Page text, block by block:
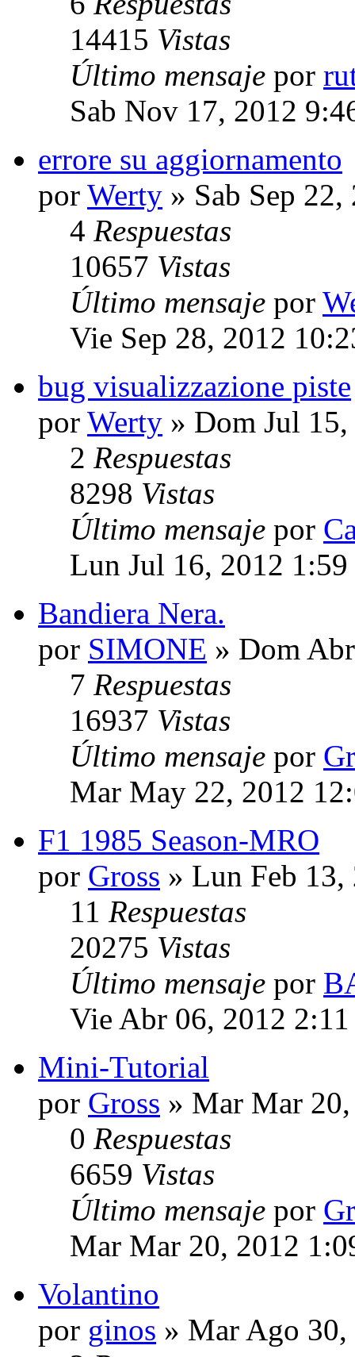
14415 Vistas
Último mensaje por
Sab Nov 17, 2012
errore su aggiornamento
por Werty » Sab Sep
4 Respuestas
10657 Vistas
Último mensaje por
Vie Sep 28, 2012
bug visualizzazione piste
por Werty » Dom Jul
2 Respuestas
8298 Vistas
Último mensaje por
Lun Jul 16, 2012 1:59
Bandiera Nera.
por SIMONE » Dom
7 Respuestas
16937 Vistas
Último mensaje por
Mar May 22, 2012
F1 1985 Season-MRO
por Gross » Lun Feb
11 Respuestas
20275 Vistas
Último mensaje por
Vie Abr 06, 2012
Mini-Tutorial
por Gross » Mar Mar
0 Respuestas
6659 Vistas
Último mensaje por
Mar Mar 20, 2012
Volantino
por ginos » Mar Ago